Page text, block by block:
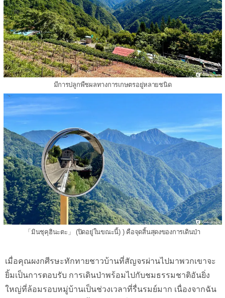
มีการปลูกพืชผลทางการเกษตรอยู่หลายชนิด
「มินชุคุฮินะตะ」 (ปิดอยู่ในขณะนี้) ) คือจุดสิ้นสุดงของการเดินป่า
เมื่อคุณผงกศีรษะทักทายชาวบ้านที่สัญจรผ่านไปมาพวกเขาจะ
ยิ้มเป็นการตอบรับ การเดินป่าพร้อมไปกับชมธรรมชาติอันยิ่ง
ใหญ่ที่ล้อมรอบหมู่บ้านเป็นช่วงเวลาที่รื่นรมย์มาก เนื่องจากฉัน